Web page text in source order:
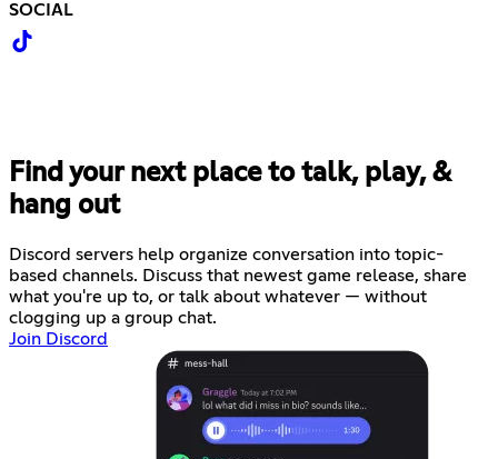
SOCIAL
Find your next place to talk, play, &
hang out
Discord servers help organize conversation into topic-
based channels. Discuss that newest game release, share
what you're up to, or talk about whatever — without
clogging up a group chat.
Join Discord